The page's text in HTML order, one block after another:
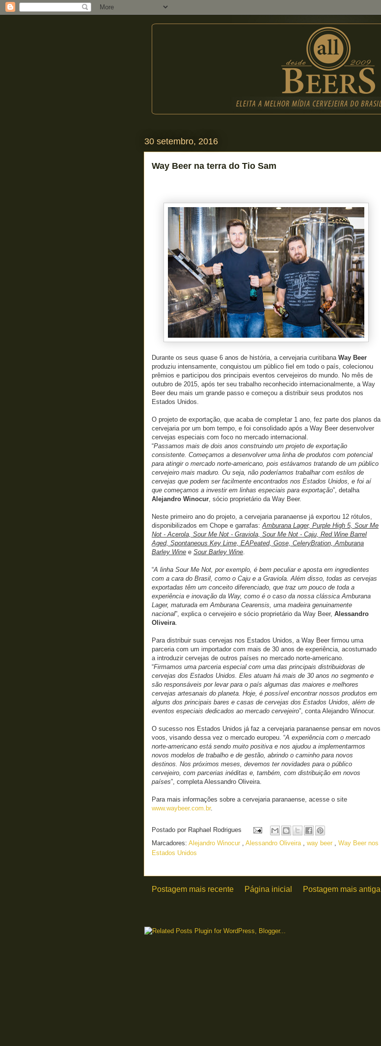
30 setembro, 2016
Way Beer na terra do Tio Sam
Durante os seus quase 6 anos de história, a cervejaria curitibana Way Beer
produziu intensamente, conquistou um público fiel em todo o país, colecionou
prêmios e participou dos principais eventos cervejeiros do mundo. No mês de
outubro de 2015, após ter seu trabalho reconhecido internacionalmente, a Way
Beer deu mais um grande passo e começou a distribuir seus produtos nos
Estados Unidos.
O projeto de exportação, que acaba de completar 1 ano, fez parte dos planos da
cervejaria por um bom tempo, e foi consolidado após a Way Beer desenvolver
cervejas especiais com foco no mercado internacional.
“Passamos mais de dois anos construindo um projeto de exportação
consistente. Começamos a desenvolver uma linha de produtos com potencial
para atingir o mercado norte-americano, pois estávamos tratando de um público
cervejeiro mais maduro. Ou seja, não poderíamos trabalhar com estilos de
cervejas que podem ser facilmente encontrados nos Estados Unidos, e foi aí
que começamos a investir em linhas especiais para exportação”, detalha
Alejandro Winocur, sócio proprietário da Way Beer.
Neste primeiro ano do projeto, a cervejaria paranaense já exportou 12 rótulos,
disponibilizados em Chope e garrafas:Amburana Lager, Purple High 5, Sour Me
Not - Acerola, Sour Me Not - Graviola, Sour Me Not - Caju, Red Wine Barrel
Aged, Spontaneous Key Lime, EAPeated, Gose, CeleryBration, Amburana
Barley Wine e Sour Barley Wine.
“A linha Sour Me Not, por exemplo, é bem peculiar e aposta em ingredientes
com a cara do Brasil, como o Caju e a Graviola. Além disso, todas as cervejas
exportadas têm um conceito diferenciado, que traz um pouco de toda a
experiência e inovação da Way, como é o caso da nossa clássica Amburana
Lager, maturada em Amburana Cearensis, uma madeira genuinamente
nacional”, explica o cervejeiro e sócio proprietário da Way Beer, Alessandro
Oliveira.
Para distribuir suas cervejas nos Estados Unidos, a Way Beer firmou uma
parceria com um importador com mais de 30 anos de experiência, acostumado
a introduzir cervejas de outros países no mercado norte-americano.
“Firmamos uma parceria especial com uma das principais distribuidoras de
cervejas dos Estados Unidos. Eles atuam há mais de 30 anos no segmento e
são responsáveis por levar para o país algumas das maiores e melhores
cervejas artesanais do planeta. Hoje, é possível encontrar nossos produtos em
alguns dos principais bares e casas de cervejas dos Estados Unidos, além de
eventos especiais dedicados ao mercado cervejeiro”, conta Alejandro Winocur.
O sucesso nos Estados Unidos já faz a cervejaria paranaense pensar em novos
voos, visando dessa vez o mercado europeu. “A experiência com o mercado
norte-americano está sendo muito positiva e nos ajudou a implementarmos
novos modelos de trabalho e de gestão, abrindo o caminho para novos
destinos. Nos próximos meses, devemos ter novidades para o público
cervejeiro, com parcerias inéditas e, também, com distribuição em novos
países”, completa Alessandro Oliveira.
Para mais informações sobre a cervejaria paranaense, acesse o site
www.waybeer.com.br.
Postado por Raphael Rodrigues
Marcadores: Alejandro Winocur , Alessandro Oliveira , way beer , Way Beer nos
Estados Unidos
Postagem mais recente Postagem mais antiga
Página inicial